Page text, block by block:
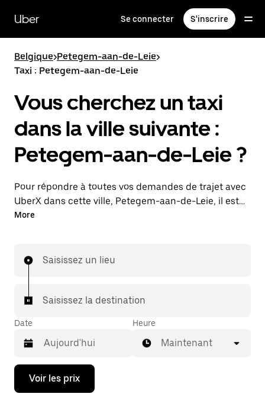
contenu
principal
Uber Se connecter S'inscrire
Belgique>Petegem-aan-de-Leie>
Taxi : Petegem-aan-de-Leie
Vous cherchez un taxi
dans la ville suivante :
Petegem-aan-de-Leie ?
Pour répondre à toutes vos demandes de trajet avec
UberX dans cette ville, Petegem-aan-de-Leie, il est
probable que nous vous mettions en relation avec un
abordables et de la même disponibilité (24 h/24 et
More
Saisissez un lieu
Saisissez la destination
Date
Appuyez
la
Heure
Maintenant
Voir les prix